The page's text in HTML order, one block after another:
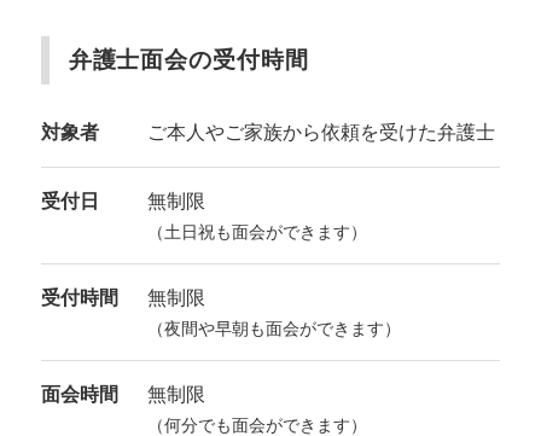
弁護士面会の受付時間
対象者 ご本人やご家族から依頼を受けた弁護士
受付日 無制限
（土日祝も面会ができます）
受付時間 無制限
（夜間や早朝も面会ができます）
面会時間 無制限
（何分でも面会ができます）